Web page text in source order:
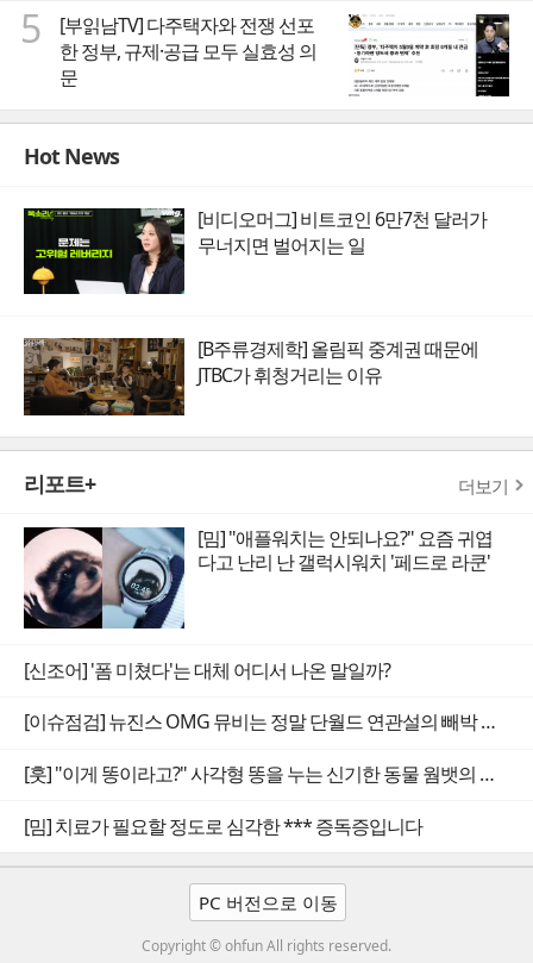
5
[부읽남TV] 다주택자와 전쟁 선포
한 정부, 규제·공급 모두 실효성 의
문
Hot News
[비디오머그] 비트코인 6만7천 달러가
무너지면 벌어지는 일
[B주류경제학] 올림픽 중계권 때문에
JTBC가 휘청거리는 이유
리포트+ 더보기
[밈] "애플워치는 안되나요?" 요즘 귀엽
다고 난리 난 갤럭시워치 '페드로 라쿤'
[신조어] '폼 미쳤다'는 대체 어디서 나온 말일까?
[이슈점검] 뉴진스 OMG 뮤비는 정말 단월드 연관설의 빼박 증거일까
[훗] "이게 똥이라고?" 사각형 똥을 누는 신기한 동물 웜뱃의 비밀
[밈] 치료가 필요할 정도로 심각한 *** 증독증입니다
PC 버전으로 이동
Copyright © ohfun All rights reserved.